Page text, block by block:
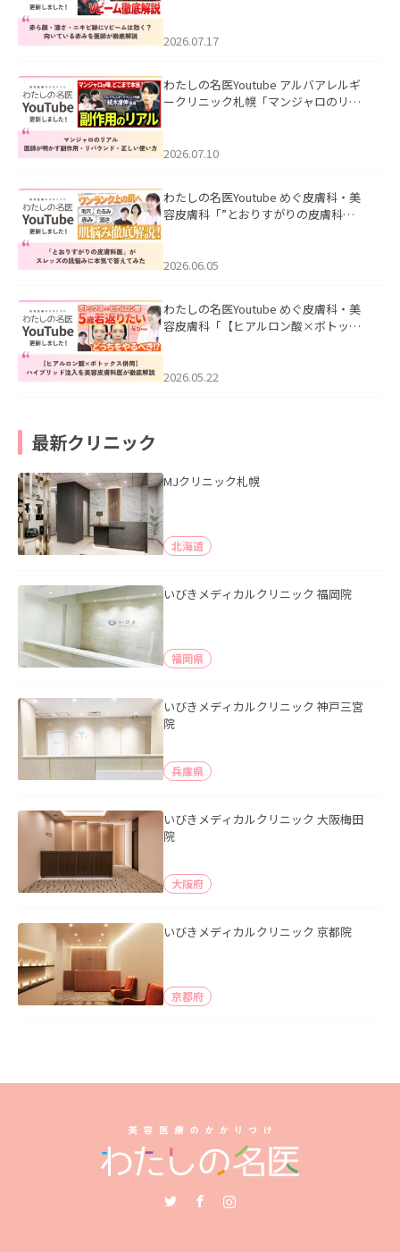
した。
2026.07.17
わたしの名医Youtube アルバアレルギ
ークリニック札幌「マンジャロのリア
た。
2026.07.10
わたしの名医Youtube めぐ皮膚科・美
容皮膚科「”とおりすがりの皮膚科
2026.06.05
わたしの名医Youtube めぐ皮膚科・美
容皮膚科「【ヒアルロン酸×ボトック
た。
2026.05.22
最新クリニック
MJクリニック札幌
北海道
いびきメディカルクリニック 福岡院
福岡県
いびきメディカルクリニック 神戸三宮
院
兵庫県
いびきメディカルクリニック 大阪梅田
院
大阪府
いびきメディカルクリニック 京都院
京都府